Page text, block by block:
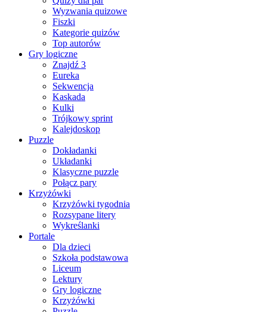
Wyzwania quizowe
Fiszki
Kategorie quizów
Top autorów
Gry logiczne
Znajdź 3
Eureka
Sekwencja
Kaskada
Kulki
Trójkowy sprint
Kalejdoskop
Puzzle
Dokładanki
Układanki
Klasyczne puzzle
Połącz pary
Krzyżówki
Krzyżówki tygodnia
Rozsypane litery
Wykreślanki
Portale
Dla dzieci
Szkoła podstawowa
Liceum
Lektury
Gry logiczne
Krzyżówki